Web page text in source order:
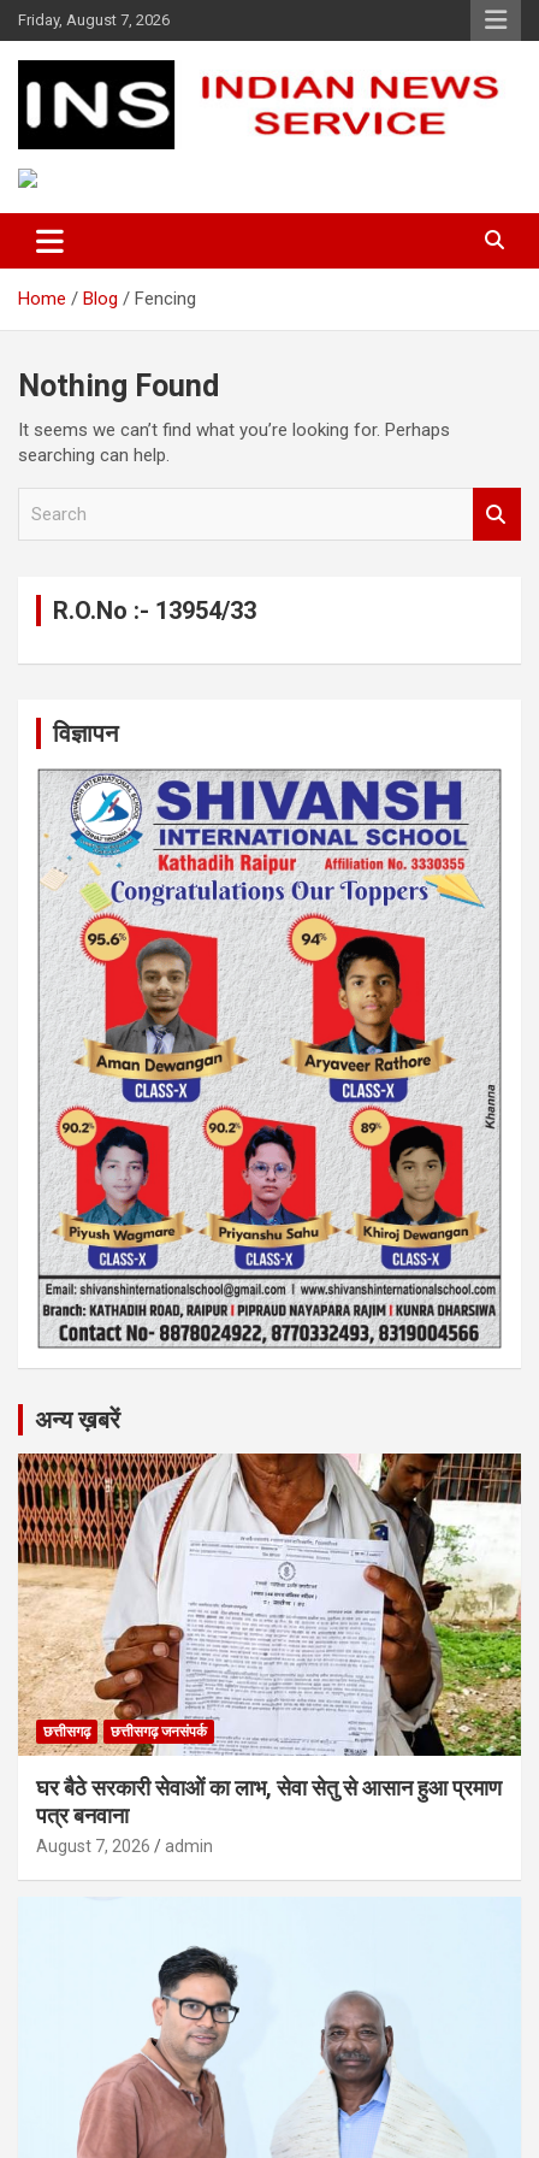
Skip
to
content
Friday, August 7, 2026
Indian News Service
Home Blog Fencing
Nothing Found
It seems we can’t find what you’re looking for. Perhaps
searching can help.
R.O.No :- 13954/33
विज्ञापन
अन्य ख़बरें
छत्तीसगढ़ छत्तीसगढ़ जनसंपर्क
घर बैठे सरकारी सेवाओं का लाभ, सेवा सेतु से आसान हुआ प्रमाण
पत्र बनवाना
August 7, 2026 admin